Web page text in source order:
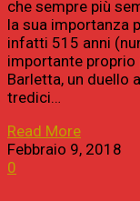
che sempre più
la sua importanza
infatti 515 anni
importante proprio
Barletta, un duello
tredici…
Read More
Febbraio 9, 2018
0